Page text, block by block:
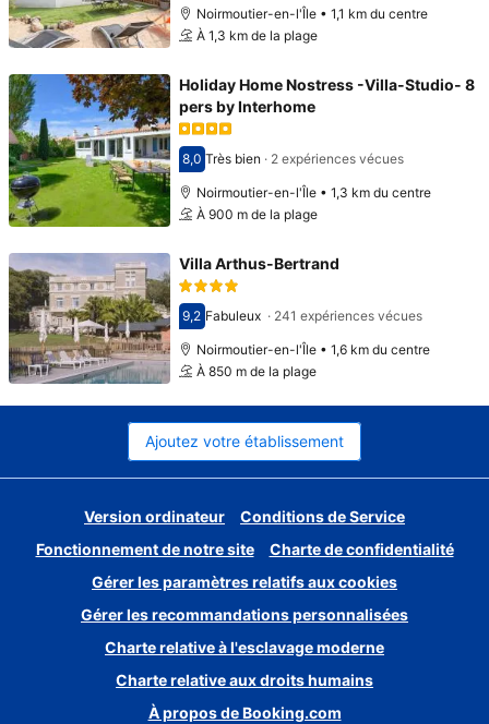
Noirmoutier-en-l'Île • 1,1 km du centre
À 1,3 km de la plage
Holiday Home Nostress -Villa-Studio- 8
pers by Interhome
Avec une note de 8,0
8,0 Très bien · 2 expériences vécues
Noirmoutier-en-l'Île • 1,3 km du centre
À 900 m de la plage
Villa Arthus-Bertrand
Avec une note de 9,2
9,2 Fabuleux · 241 expériences vécues
Noirmoutier-en-l'Île • 1,6 km du centre
À 850 m de la plage
Ajoutez votre établissement
Version ordinateur
Conditions de Service
Fonctionnement de notre site
Charte de confidentialité
Gérer les paramètres relatifs aux cookies
Gérer les recommandations personnalisées
Charte relative à l'esclavage moderne
Charte relative aux droits humains
À propos de Booking.com